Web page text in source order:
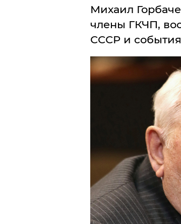
Михаил
члены ГКЧП,
СССР и